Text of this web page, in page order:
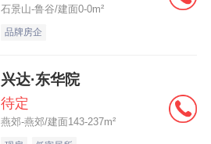
石景山-鲁谷/建面0-0m²
品牌房企
兴达·东华院
待定
燕郊-燕郊/建面143-237m²